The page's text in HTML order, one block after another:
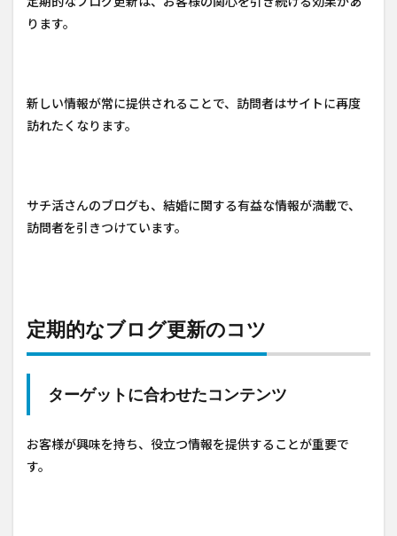
ります。
新しい情報が常に提供されることで、訪問者はサイトに再度
訪れたくなります。
サチ活さんのブログも、結婚に関する有益な情報が満載で、
訪問者を引きつけています。
定期的なブログ更新のコツ
ターゲットに合わせたコンテンツ
お客様が興味を持ち、役立つ情報を提供することが重要で
す。